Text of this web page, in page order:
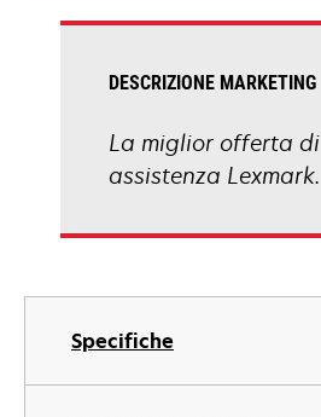
Specifiche
DESCRIZIONE MARKETING
La miglior offerta di
assistenza Lexmark.